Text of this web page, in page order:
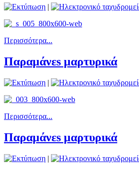
|
Περισσότερα...
Παραμάνεs μαρτυρικά
|
Περισσότερα...
Παραμάνεs μαρτυρικά
|